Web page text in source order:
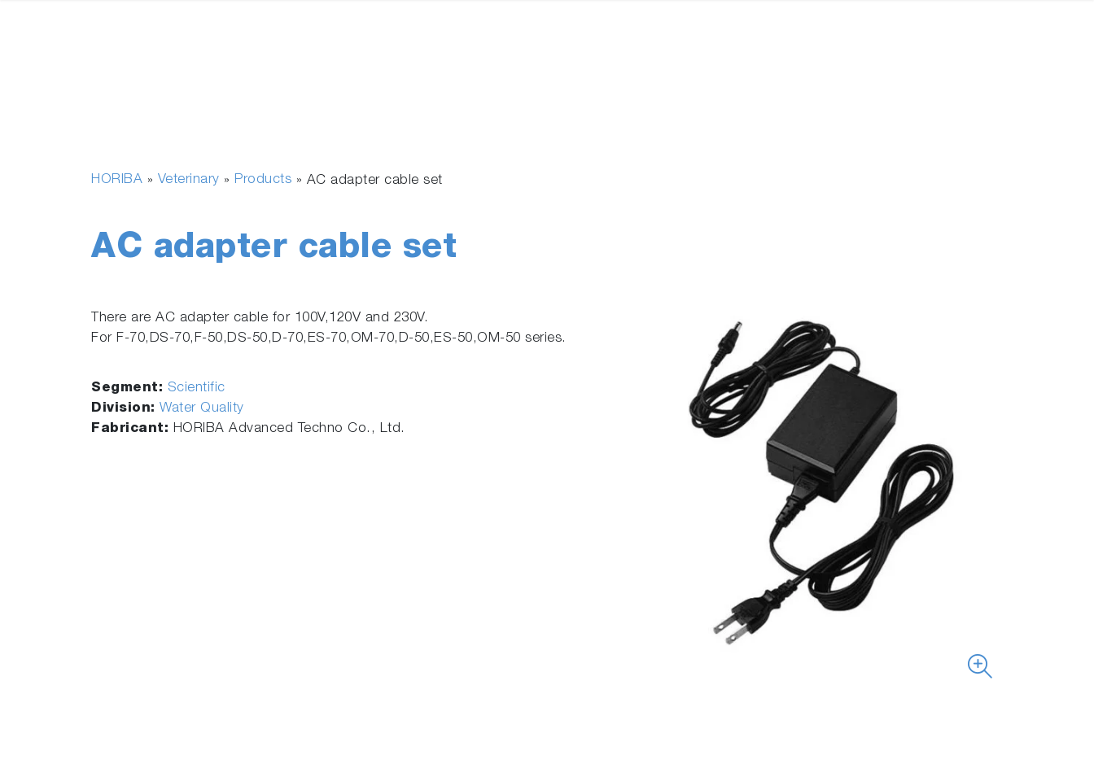
HORIBA » Veterinary » Products » AC adapter cable set
AC adapter cable set
There are AC adapter cable for 100V,120V and 230V.
For F-70,DS-70,F-50,DS-50,D-70,ES-70,OM-70,D-50,ES-50,OM-50 series.
Segment: Scientific
Division: Water Quality
Fabricant: HORIBA Advanced Techno Co., Ltd.